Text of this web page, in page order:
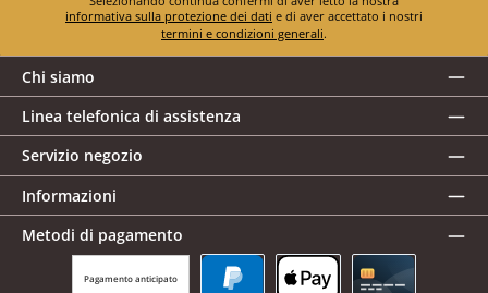
informativa sulla protezione dei dati
termini e condizioni generali.
Chi siamo
Linea telefonica di assistenza
Servizio negozio
Informazioni
Metodi di pagamento
Pagamento anticipato